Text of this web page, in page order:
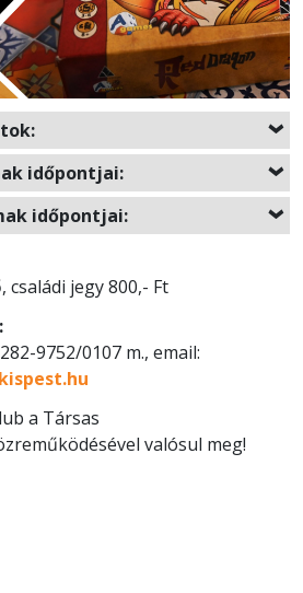
időpontjai:
időpontjai:
családi jegy 800,- Ft
9752/0107 m., email:
a Társas
valósul meg!